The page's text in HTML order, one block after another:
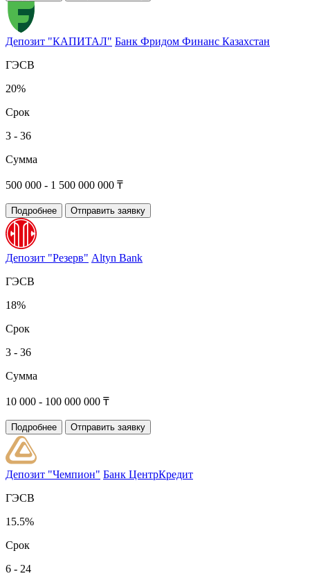
Депозит "КАПИТАЛ" Банк Фридом Финанс Казахстан
ГЭСВ
20%
Срок
3 - 36
Сумма
500 000 - 1 500 000 000 ₸
Подробнее Отправить заявку
Депозит "Резерв" Altyn Bank
ГЭСВ
18%
Срок
3 - 36
Сумма
10 000 - 100 000 000 ₸
Подробнее Отправить заявку
Депозит "Чемпион" Банк ЦентрКредит
ГЭСВ
15.5%
Срок
6 - 24